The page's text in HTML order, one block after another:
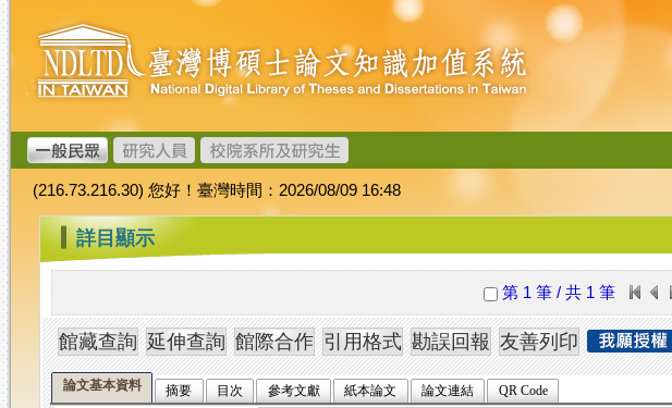
跳
到
主
要
內
容
臺
灣
博
碩
士
論
文
加
值
系
統
(216.73.216.30) 您好！臺灣時間：2026/08/09 16:48
::: 詳目顯示
第 1 筆 / 共 1 筆
論文基本資料 摘要 目次 參考文獻 紙本論文 論文連結 QR Code